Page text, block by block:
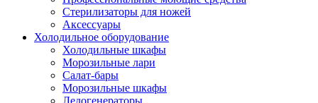
Стерилизаторы для ножей
Аксессуары
Холодильное оборудование
Холодильные шкафы
Морозильные лари
Салат-бары
Морозильные шкафы
Ледогенераторы